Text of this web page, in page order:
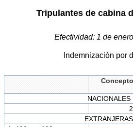
Tripulantes de cabina
Efectividad: 1 de
Indemnización por
NACIONALES
EXTRANJERAS